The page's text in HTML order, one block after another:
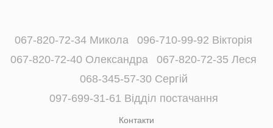
067-820-72-34 Микола
096-710-99-92 Вікторія
067-820-72-40 Олександра
067-820-72-35 Леся
068-345-57-30 Сергій
097-699-31-61 Відділ постачання
Контакти